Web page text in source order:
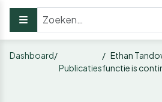
Dashboard
Publicaties
Ethan
functie is